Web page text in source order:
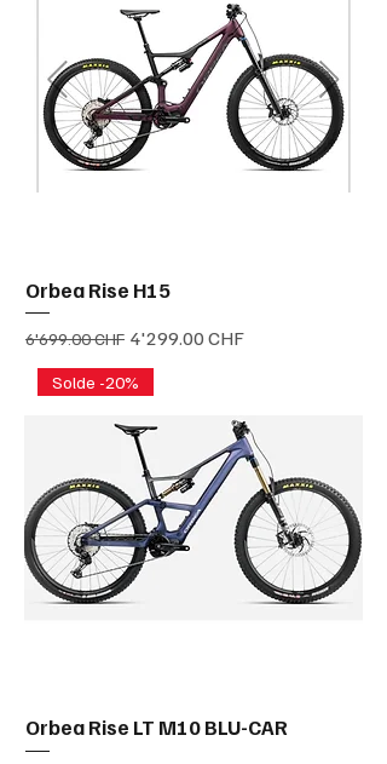
Orbea Rise H15
Prix original
6'699.00 CHF Prix promotionnel
4'299.00 CHF
Solde -20%
Orbea Rise LT M10 BLU-CAR